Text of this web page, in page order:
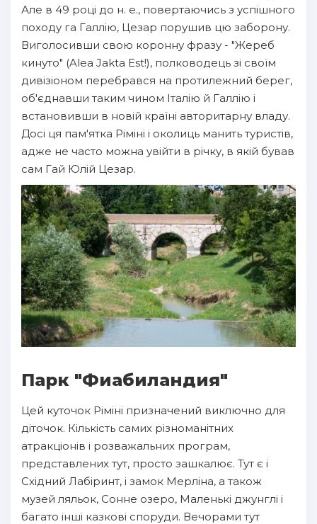
Але в 49 році до н. е., повертаючись з успішного
походу га Галлію, Цезар порушив цю заборону.
Виголосивши свою коронну фразу - "Жереб
кинуто" (Alea Jakta Est!), полководець зі своїм
дивізіоном перебрався на протилежний берег,
об'єднавши таким чином Італію й Галлію і
встановивши в новій країні авторитарну владу.
Досі ця пам'ятка Ріміні і околиць манить туристів,
адже не часто можна увійти в річку, в якій бував
сам Гай Юлій Цезар.
Парк "Фиабиландия"
Цей куточок Ріміні призначений виключно для
діточок. Кількість самих різноманітних
атракціонів і розважальних програм,
представлених тут, просто зашкалює. Тут є і
Східний Лабіринт, і замок Мерліна, а також
музей ляльок, Сонне озеро, Маленькі джунглі і
багато інші казкові споруди. Вечорами тут